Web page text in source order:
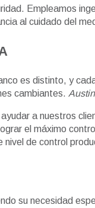
Empleamos
al cuidado del
es distinto, y
cambiantes.
a nuestros
el máximo
de control
su necesidad